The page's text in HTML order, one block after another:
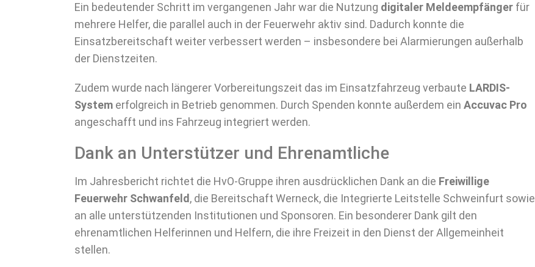
Ein bedeutender Schritt im vergangenen Jahr war die Nutzung digitaler Meldeempfänger für
mehrere Helfer, die parallel auch in der Feuerwehr aktiv sind. Dadurch konnte die
Einsatzbereitschaft weiter verbessert werden – insbesondere bei Alarmierungen außerhalb
der Dienstzeiten.
Zudem wurde nach längerer Vorbereitungszeit das im Einsatzfahrzeug verbaute LARDIS-
System erfolgreich in Betrieb genommen. Durch Spenden konnte außerdem ein Accuvac Pro
angeschafft und ins Fahrzeug integriert werden.
Dank an Unterstützer und Ehrenamtliche
Im Jahresbericht richtet die HvO-Gruppe ihren ausdrücklichen Dank an die Freiwillige
Feuerwehr Schwanfeld , die Bereitschaft Werneck, die Integrierte Leitstelle Schweinfurt sowie
an alle unterstützenden Institutionen und Sponsoren. Ein besonderer Dank gilt den
ehrenamtlichen Helferinnen und Helfern, die ihre Freizeit in den Dienst der Allgemeinheit
stellen.